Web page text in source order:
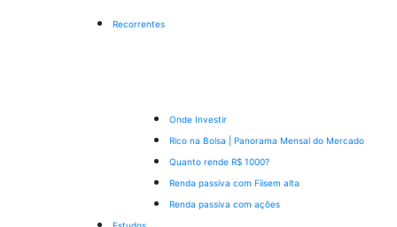
Recorrentes
Onde Investir
Rico na Bolsa | Panorama Mensal do Mercado
Quanto rende R$ 1000?
Renda passiva com Fiisem alta
Renda passiva com ações